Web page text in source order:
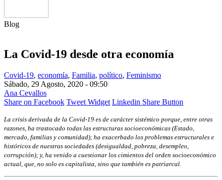
Blog
La Covid-19 desde otra economía
Covid-19, economía, Familia, político, Feminismo
Sábado, 29 Agosto, 2020 - 09:50
Ana Cevallos
Share on Facebook Tweet Widget Linkedin Share Button
La crisis derivada de la Covid-19 es de carácter sistémico porque, entre otras
razones, ha trastocado todas las estructuras socioeconómicas (Estado,
mercado, familias y comunidad); ha exacerbado los problemas estructurales e
históricos de nuestras sociedades (desigualdad, pobreza, desempleo,
corrupción); y, ha venido a cuestionar los cimientos del orden socioeconómico
actual, que, no solo es capitalista, sino que también es patriarcal.